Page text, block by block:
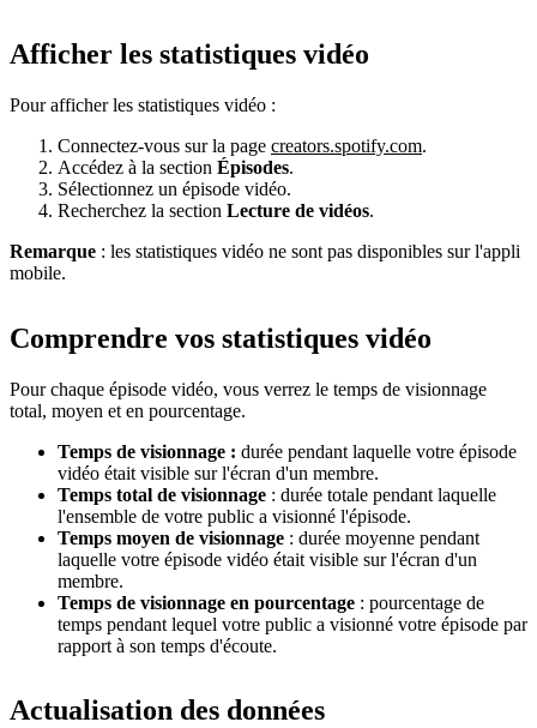
Afficher les statistiques vidéo
Pour afficher les statistiques vidéo :
Connectez-vous sur la page creators.spotify.com.
Accédez à la section Épisodes.
Sélectionnez un épisode vidéo.
Recherchez la section Lecture de vidéos.
Remarque : les statistiques vidéo ne sont pas disponibles sur l'appli
mobile.
Comprendre vos statistiques vidéo
Pour chaque épisode vidéo, vous verrez le temps de visionnage
total, moyen et en pourcentage.
Temps de visionnage : durée pendant laquelle votre épisode
vidéo était visible sur l'écran d'un membre.
Temps total de visionnage : durée totale pendant laquelle
l'ensemble de votre public a visionné l'épisode.
Temps moyen de visionnage : durée moyenne pendant
laquelle votre épisode vidéo était visible sur l'écran d'un
membre.
Temps de visionnage en pourcentage : pourcentage de
temps pendant lequel votre public a visionné votre épisode par
rapport à son temps d'écoute.
Actualisation des données